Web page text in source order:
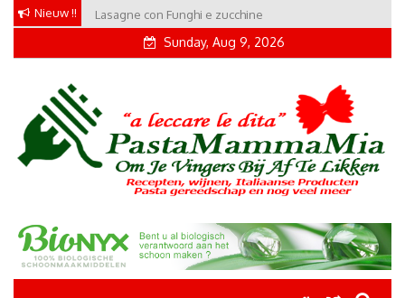
Skip
Nieuw !! Lasagne con Funghi e zucchine
Sunday, Aug 9, 2026
Pastamammamia
Pastarecepten om je vingers bij af te likken